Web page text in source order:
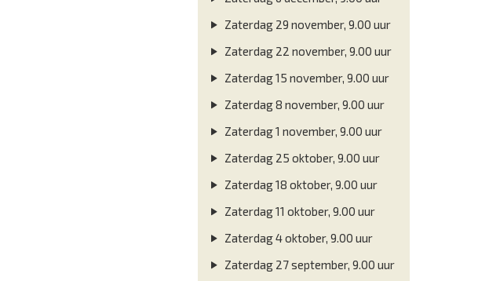
Zaterdag 29 november, 9.00 uur
Zaterdag 22 november, 9.00 uur
Zaterdag 15 november, 9.00 uur
Zaterdag 8 november, 9.00 uur
Zaterdag 1 november, 9.00 uur
Zaterdag 25 oktober, 9.00 uur
Zaterdag 18 oktober, 9.00 uur
Zaterdag 11 oktober, 9.00 uur
Zaterdag 4 oktober, 9.00 uur
Zaterdag 27 september, 9.00 uur